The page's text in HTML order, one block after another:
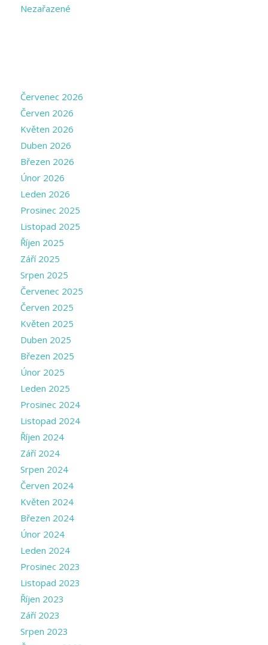
Nezařazené
Červenec 2026
Červen 2026
Květen 2026
Duben 2026
Březen 2026
Únor 2026
Leden 2026
Prosinec 2025
Listopad 2025
Říjen 2025
Září 2025
Srpen 2025
Červenec 2025
Červen 2025
Květen 2025
Duben 2025
Březen 2025
Únor 2025
Leden 2025
Prosinec 2024
Listopad 2024
Říjen 2024
Září 2024
Srpen 2024
Červen 2024
Květen 2024
Březen 2024
Únor 2024
Leden 2024
Prosinec 2023
Listopad 2023
Říjen 2023
Září 2023
Srpen 2023